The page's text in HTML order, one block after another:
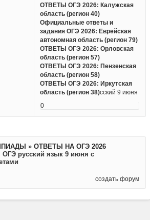
ОТВЕТЫ ОГЭ 2026: Калужская
область (регион 40)
Официальные ответы и
задания ОГЭ 2026: Еврейская
автономная область (регион 79)
ОТВЕТЫ ОГЭ 2026: Орловская
область (регион 57)
ОТВЕТЫ ОГЭ 2026: Пензенская
область (регион 58)
ОТВЕТЫ ОГЭ 2026: Иркутская
область (регион 38)сский 9 июня
0
» ОТВЕТЫ НА ОГЭ 2026
ОГЭ русский язык 9 июня с
создать форум